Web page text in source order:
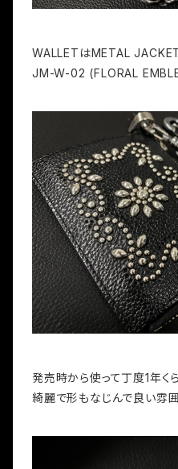
WALLETはMETAL
JM-W-02 (FLORAL
発売時から使って丁度1年く
綺麗で形もなじんで良い雰